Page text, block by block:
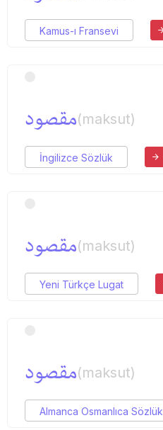
Kamus-ı Fransevi
مقصود(maksut)
İngilizce Sözlük
مقصود(maksut)
Yeni Türkçe Lugat
مقصود(maksut)
Almanca Osmanlıca Sözlük